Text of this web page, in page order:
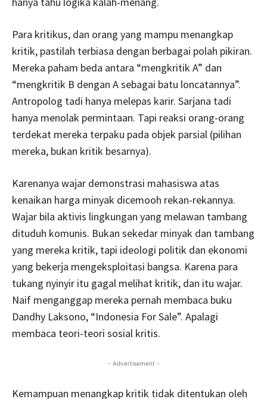
Para kritikus, dan orang yang mampu menangkap
kritik, pastilah terbiasa dengan berbagai polah pikiran.
Mereka paham beda antara “mengkritik A” dan
“mengkritik B dengan A sebagai batu loncatannya”.
Antropolog tadi hanya melepas karir. Sarjana tadi
hanya menolak permintaan. Tapi reaksi orang-orang
terdekat mereka terpaku pada objek parsial (pilihan
mereka, bukan kritik besarnya).
Karenanya wajar demonstrasi mahasiswa atas
kenaikan harga minyak dicemooh rekan-rekannya.
Wajar bila aktivis lingkungan yang melawan tambang
dituduh komunis. Bukan sekedar minyak dan tambang
yang mereka kritik, tapi ideologi politik dan ekonomi
yang bekerja mengeksploitasi bangsa. Karena para
tukang nyinyir itu gagal melihat kritik, dan itu wajar.
Naif menganggap mereka pernah membaca buku
Dandhy Laksono, “Indonesia For Sale”. Apalagi
membaca teori-teori sosial kritis.
- Advertisement -
Kemampuan menangkap kritik tidak ditentukan oleh